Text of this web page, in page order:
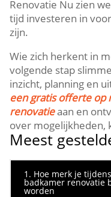
Renovatie Nu zien
tijd investeren in
zijn.​
Wie zich herkent in
volgende stap
inzicht, planning en
een gratis offerte op
renovatieaan en
over mogelijkheden,
Meest
1. Hoe merk je
badkamer renovatie
worden